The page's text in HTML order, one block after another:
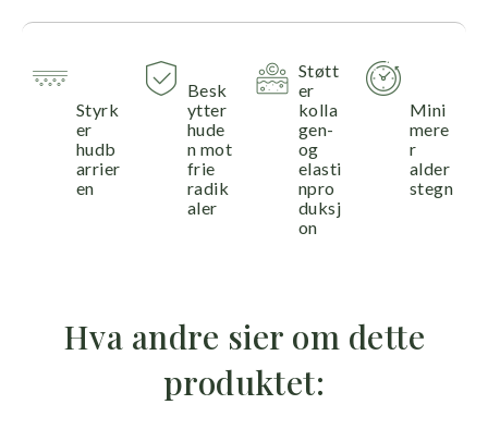
Styrk
er
hudb
arrier
en
Besk
ytter
hude
n mot
frie
radik
aler
Støtt
er
kolla
gen-
og
elasti
npro
duksj
on
Mini
mere
r
alder
stegn
Hva andre sier om dette
produktet: